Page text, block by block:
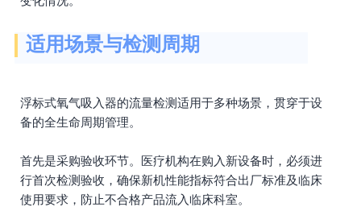
适用场景与检测周期
浮标式氧气吸入器的流量检测适用于多种场景，贯穿于设
备的全生命周期管理。
首先是采购验收环节。医疗机构在购入新设备时，必须进
行首次检测验收，确保新机性能指标符合出厂标准及临床
使用要求，防止不合格产品流入临床科室。